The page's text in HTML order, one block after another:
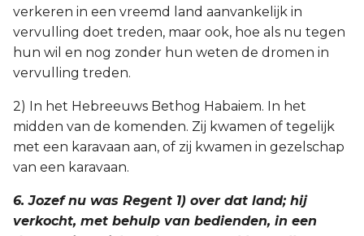
verkeren in een vreemd land aanvankelijk in
vervulling doet treden, maar ook, hoe als nu tegen
hun wil en nog zonder hun weten de dromen in
vervulling treden.
2) In het Hebreeuws Bethog Habaiem. In het
midden van de komenden. Zij kwamen of tegelijk
met een karavaan aan, of zij kwamen in gezelschap
van een karavaan.
6. Jozef nu was Regent 1) over dat land; hij
verkocht, met behulp van bedienden, in een